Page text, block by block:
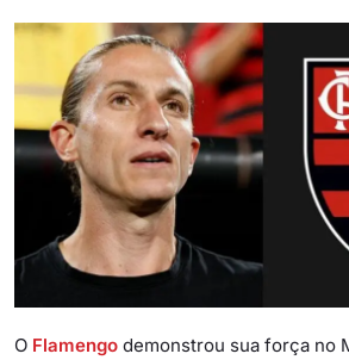
O Flamengo demonstrou sua força no